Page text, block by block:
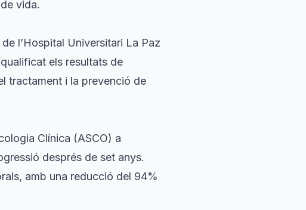
vida.
l’Hospital Universitari La Paz
els resultats de
tractament i la prevenció de
Clínica (ASCO) a
després de set anys.
amb una reducció del 94%